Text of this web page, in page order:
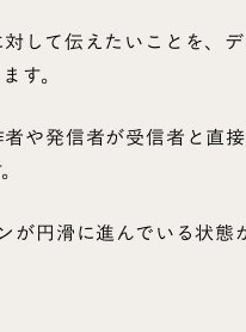
して伝えたいことを、
す。
や発信者が受信者と直
が円滑に進んでいる状